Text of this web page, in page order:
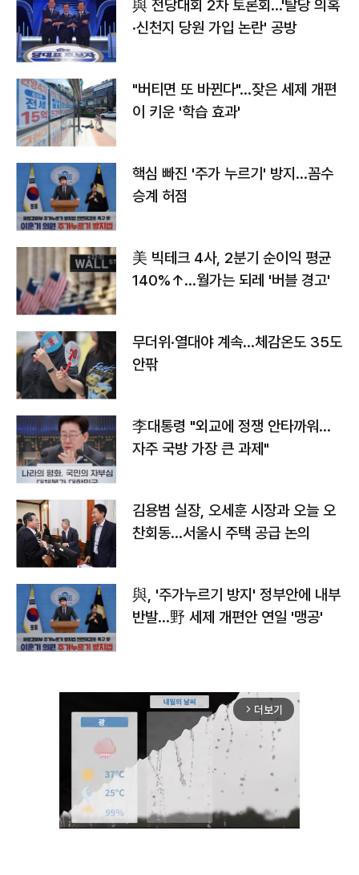
與 전당대회 2차 토론회…'탈당 의혹
·신천지 당원 가입 논란' 공방
"버티면 또 바뀐다"…잦은 세제 개편
이 키운 '학습 효과'
핵심 빠진 '주가 누르기' 방지…꼼수
승계 허점
美 빅테크 4사, 2분기 순이익 평균
140%↑…월가는 되레 '버블 경고'
무더위·열대야 계속…체감온도 35도
안팎
李대통령 "외교에 정쟁 안타까워…
자주 국방 가장 큰 과제"
김용범 실장, 오세훈 시장과 오늘 오
찬회동...서울시 주택 공급 논의
與, '주가누르기 방지' 정부안에 내부
반발…野 세제 개편안 연일 '맹공'
arrow_forward_ios 더보기